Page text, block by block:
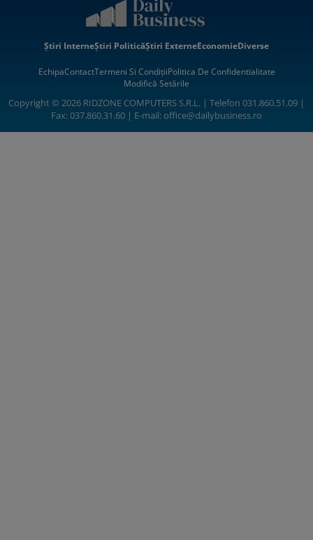
Știri InterneȘtiri PoliticăȘtiri ExterneEconomieDiverse
EchipaContactTermeni Si CondițiiPolitica De Confidentialitate
Modifică Setările
Copyright © 2026 RIDZONE COMPUTERS S.R.L. | Telefon 031.860.51.09 |
Fax: 037.860.31.60 | E-mail:office@dailybusiness.ro